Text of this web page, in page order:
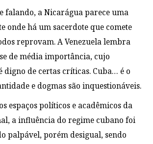
falando, a Nicarágua parece uma
onde há um sacerdote que comete
reprovam. A Venezuela lembra
de média importância, cujo
digno de certas críticas. Cuba… é o
e dogmas são inquestionáveis.
espaços políticos e acadêmicos da
a influência do regime cubano foi
palpável, porém desigual, sendo